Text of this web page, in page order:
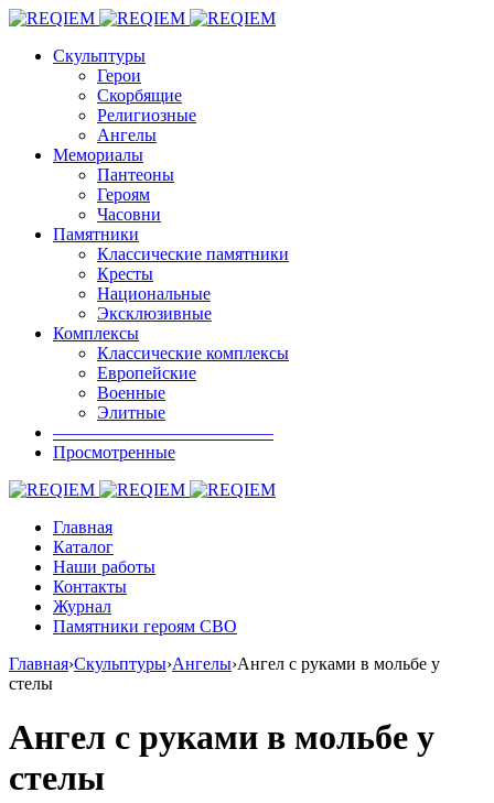
Скульптуры
Герои
Скорбящие
Религиозные
Ангелы
Мемориалы
Пантеоны
Героям
Часовни
Памятники
Классические памятники
Кресты
Национальные
Эксклюзивные
Комплексы
Классические комплексы
Европейские
Военные
Элитные
————————————–
Просмотренные
Главная
Каталог
Наши работы
Контакты
Журнал
Памятники героям СВО
Главная›Скульптуры›Ангелы›Ангел с руками в мольбе у
стелы
Ангел с руками в мольбе у
стелы